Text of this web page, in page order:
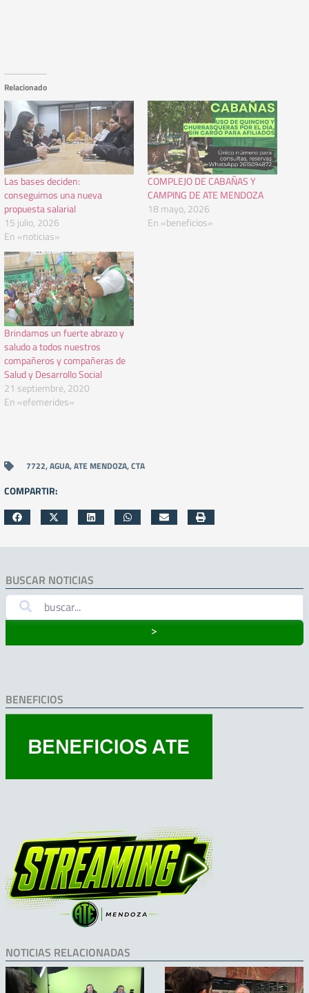
Relacionado
Las bases deciden:
conseguimos una nueva
propuesta salarial
15 julio, 2026
En «noticias»
COMPLEJO DE CABAÑAS Y
CAMPING DE ATE MENDOZA
18 mayo, 2026
En «beneficios»
Brindamos un fuerte abrazo y
saludo a todos nuestros
compañeros y compañeras de
Salud y Desarrollo Social
21 septiembre, 2020
En «efemerides»
7722,AGUA,ATE MENDOZA,CTA
COMPARTIR:
BUSCAR NOTICIAS
˃
BENEFICIOS
NOTICIAS RELACIONADAS